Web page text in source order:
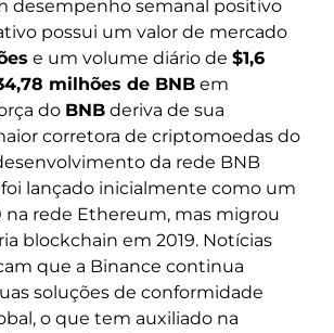
desempenho semanal positivo
possui um valor de mercado
e um volume diário de $1,6
milhões de BNB em
do BNB deriva de sua
corretora de criptomoedas do
da rede BNB
foi lançado inicialmente como um
na rede Ethereum, mas migrou
blockchain em 2019. Notícias
que a Binance continua
soluções de conformidade
o que tem auxiliado na